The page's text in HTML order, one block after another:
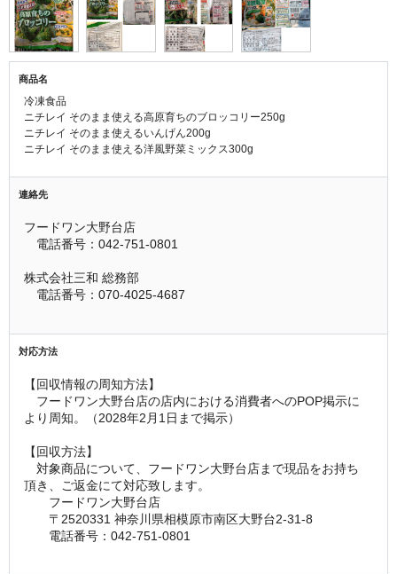
商品名
冷凍食品
ニチレイ そのまま使える高原育ちのブロッコリー250g
ニチレイ そのまま使えるいんげん200g
ニチレイ そのまま使える洋風野菜ミックス300g
連絡先
フードワン大野台店
電話番号：042-751-0801
株式会社三和 総務部
電話番号：070-4025-4687
対応方法
【回収情報の周知方法】
フードワン大野台店の店内における消費者へのPOP掲示に
より周知。（2028年2月1日まで掲示）
【回収方法】
対象商品について、フードワン大野台店まで現品をお持ち
頂き、ご返⾦にて対応致します。
フードワン大野台店
〒2520331 神奈川県相模原市南区大野台2-31-8
電話番号：042-751-0801